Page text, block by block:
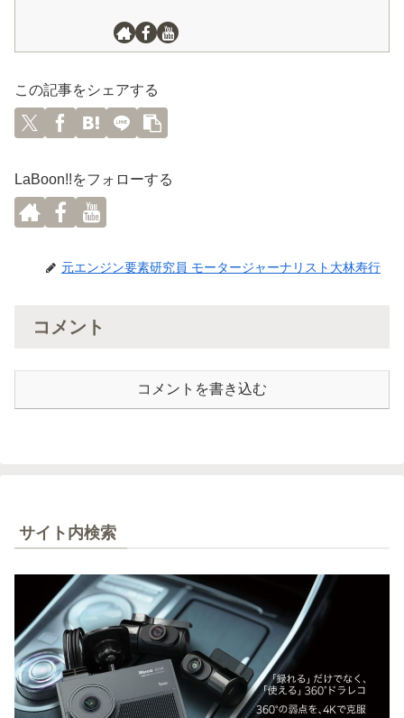
この記事をシェアする
LaBoon!!をフォローする
元エンジン要素研究員 モータージャーナリスト大林寿行
コメント
コメントを書き込む
サイト内検索